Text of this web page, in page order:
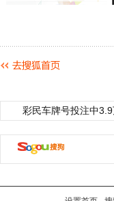
彩民车牌号投注中